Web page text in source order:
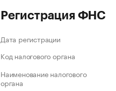
Регистрация ФНС
Дата регистрации
Код налогового органа
Наименование налогового
органа